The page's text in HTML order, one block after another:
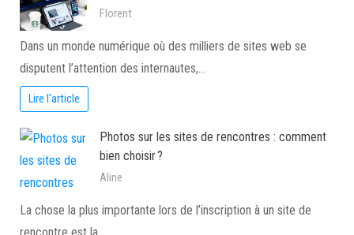
Florent
Dans un monde numérique où des milliers de sites web se
disputent l’attention des internautes,…
Lire l'article
Photos sur les sites de rencontres : comment
bien choisir ?
Aline
La chose la plus importante lors de l’inscription à un site de